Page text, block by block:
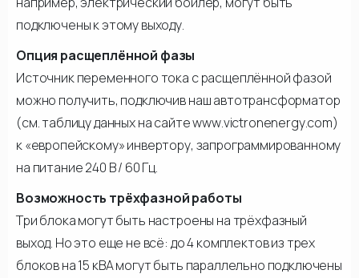
подключены к этому выходу.
Опция расщеплённой фазы
Источник переменного тока с расщеплённой фазой
можно получить, подключив наш автотрансформатор
(см. таблицу данных на сайте www.victronenergy.com)
к «европейскому» инвертору, запрограммированному
на питание 240 В / 60 Гц.
Возможность трёхфазной работы
Три блока могут быть настроены на трёхфазный
выход. Но это еще не всё: до 4 комплектов из трех
блоков на 15 кВА могут быть параллельно подключены